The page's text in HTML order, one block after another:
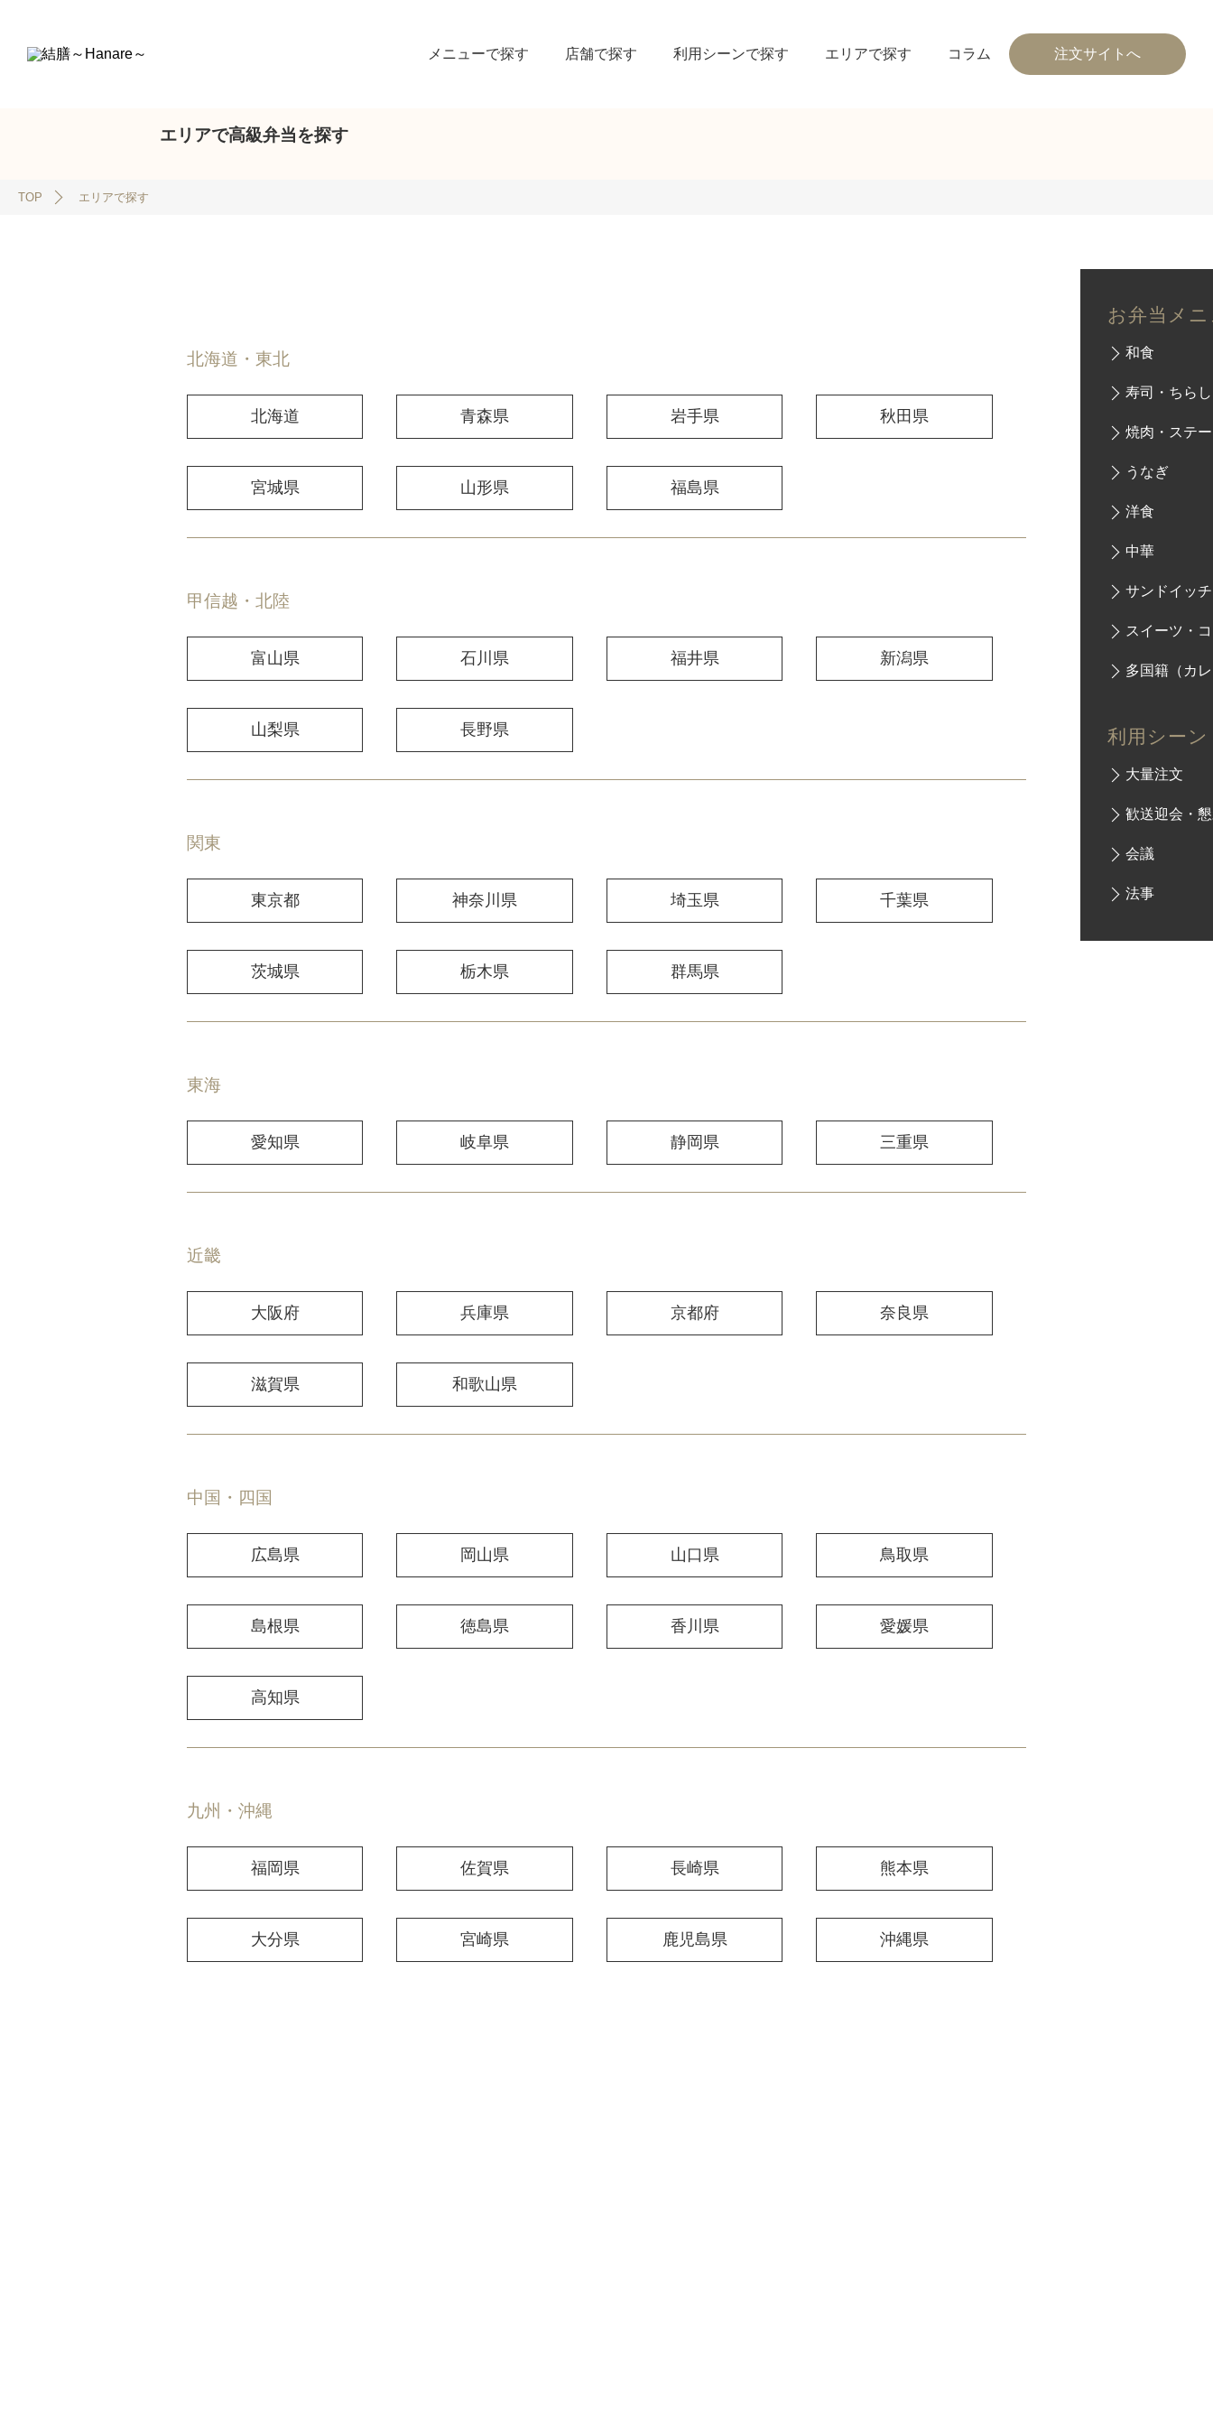
メニューで探す 店舗で探す 利用シーンで探す エリアで探す コラム 注文サイトへ
エリアで高級弁当を探す
TOP エリアで探す
お弁当メ
和食
寿司・ちらし
焼肉・ステ
うなぎ
洋食
中華
サンドイッ
スイーツ・
多国籍（カ
利用シーン
大量注文
歓送迎会・
会議
法事
北海道・東北
北海道 青森県 岩手県 秋田県
宮城県 山形県 福島県
甲信越・北陸
富山県 石川県 福井県 新潟県
山梨県 長野県
関東
東京都 神奈川県 埼玉県 千葉県
茨城県 栃木県 群馬県
東海
愛知県 岐阜県 静岡県 三重県
近畿
大阪府 兵庫県 京都府 奈良県
滋賀県 和歌山県
中国・四国
広島県 岡山県 山口県 鳥取県
島根県 徳島県 香川県 愛媛県
高知県
九州・沖縄
福岡県 佐賀県 長崎県 熊本県
大分県 宮崎県 鹿児島県 沖縄県